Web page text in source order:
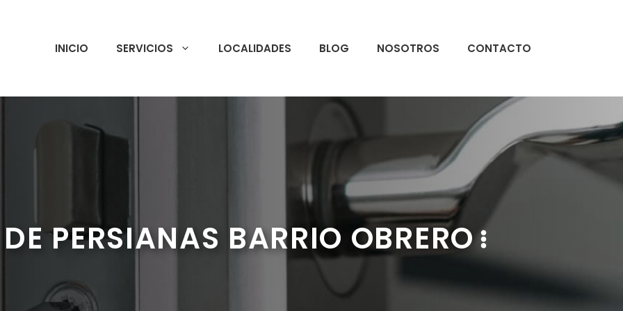
INICIO SERVICIOS LOCALIDADES BLOG NOSOTROS CONTACTO
PERSIANAS BARRIO OBRERO